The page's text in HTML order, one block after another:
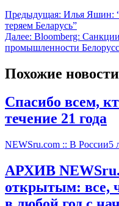
Предыдущая: Илья Яшин:
теряем Беларусь”
Далее: Bloomberg:
промышленности
Похожие новости
Спасибо всем,
течение 21 года
NEWSru.com :: В России5
АРХИВ
открытым: все,